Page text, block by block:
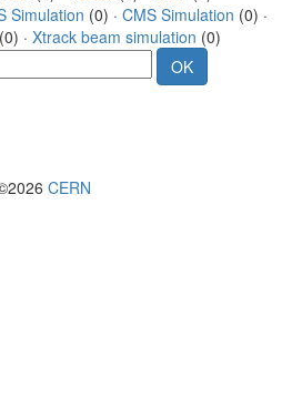
Simulation (0) · CMS Simulation (0) ·
(0) · Xtrack beam simulation (0)
CERN